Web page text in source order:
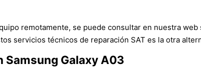
remotamente, se puede consultar en nuestra
servicios técnicos de reparación SAT es la otra
Samsung Galaxy A03